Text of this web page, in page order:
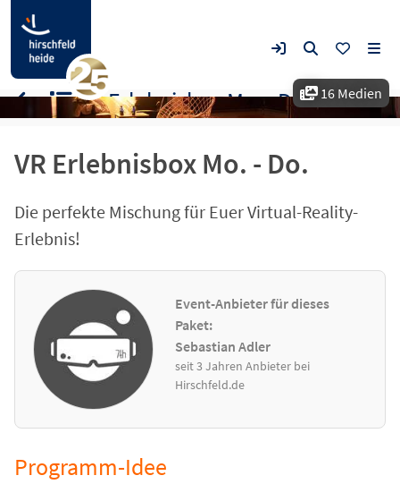
16 Medien
VR Erlebnisbox Mo. - Do.
Die perfekte Mischung für Euer Virtual-Reality-
Erlebnis!
Event-Anbieter für dieses
Paket:
Sebastian Adler
seit 3 Jahren Anbieter bei
Hirschfeld.de
VR Erlebnisbox Mo. - Do.
Programm-Idee